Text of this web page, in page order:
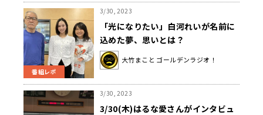
番組レポ
3/30, 2023
「光になりたい」白河れいが名前に
込めた夢、思いとは？
大竹まこと ゴールデンラジオ！
3/30, 2023
3/30(木)はるな愛さんがインタビュ